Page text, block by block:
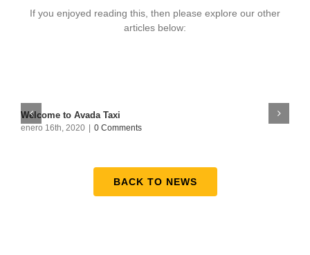
If you enjoyed reading this, then please explore our other
articles below:
Welcome to Avada Taxi
enero 16th, 2020 0 Comments
BACK TO NEWS